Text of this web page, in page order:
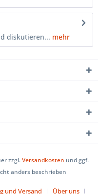
diskutieren... mehr
zzgl.Versandkosten und ggf.
anders beschrieben
und Versand Über uns